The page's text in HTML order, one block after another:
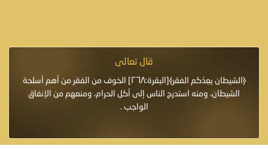
قال تعالى
﴿الشيطان يعِدُكم الفقر﴾[البقرة:٢٦٨] الخوف من الفقر من أهم أسلحة
الشيطان، ومنه استدرج الناس إلى أكل الحرام، ومنعهم من الإنفاق
الواجب .